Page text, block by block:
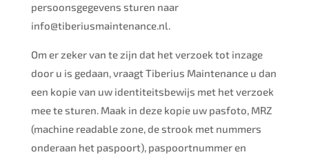
persoonsgegevens sturen naar
info@tiberiusmaintenance.nl.
Om er zeker van te zijn dat het verzoek tot inzage
door u is gedaan, vraagt Tiberius Maintenance u dan
een kopie van uw identiteitsbewijs met het verzoek
mee te sturen. Maak in deze kopie uw pasfoto, MRZ
(machine readable zone, de strook met nummers
onderaan het paspoort), paspoortnummer en